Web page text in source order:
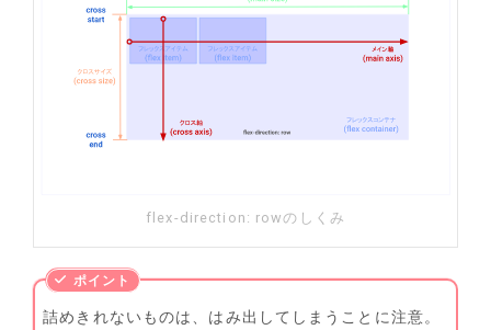
flex-direction: rowのしくみ
詰めきれないものは、はみ出してしまうことに注意。